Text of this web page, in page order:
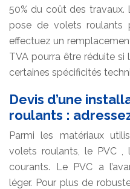
50% du coût des travaux.
pose de volets roulants
effectuez un
TVA pourra être réduite
certaines spécificités
Devis d’une
roulants :
Parmi les matériaux
volets roulants, le PVC ,
courants. Le PVC a
léger. Pour plus de